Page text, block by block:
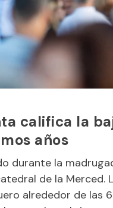
califica la
años
durante la
de la Merced.
alrededor de las